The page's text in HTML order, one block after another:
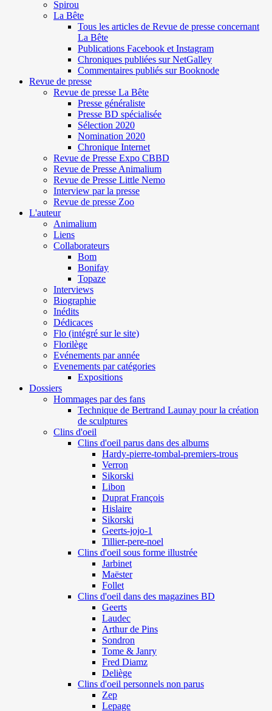
Spirou
La Bête
Tous les articles de Revue de presse concernant
La Bête
Publications Facebook et Instagram
Chroniques publiées sur NetGalley
Commentaires publiés sur Booknode
Revue de presse
Revue de presse La Bête
Presse généraliste
Presse BD spécialisée
Sélection 2020
Nomination 2020
Chronique Internet
Revue de Presse Expo CBBD
Revue de Presse Animalium
Revue de Presse Little Nemo
Interview par la presse
Revue de presse Zoo
L'auteur
Animalium
Liens
Collaborateurs
Bom
Bonifay
Topaze
Interviews
Biographie
Inédits
Dédicaces
Flo (intégré sur le site)
Florilège
Evénements par année
Evenements par catégories
Expositions
Dossiers
Hommages par des fans
Technique de Bertrand Launay pour la création
de sculptures
Clins d'oeil
Clins d'oeil parus dans des albums
Hardy-pierre-tombal-premiers-trous
Verron
Sikorski
Libon
Duprat François
Hislaire
Sikorski
Geerts-jojo-1
Tillier-pere-noel
Clins d'oeil sous forme illustrée
Jarbinet
Maëster
Follet
Clins d'oeil dans des magazines BD
Geerts
Laudec
Arthur de Pins
Sondron
Tome & Janry
Fred Diamz
Deliège
Clins d'oeil personnels non parus
Zep
Lepage